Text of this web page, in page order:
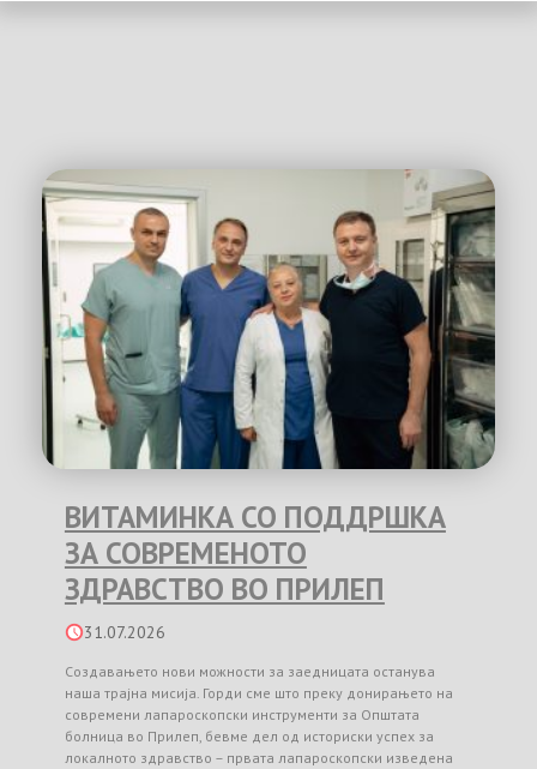
ВИТАМИНКА СО ПОДДРШКА
ЗА СОВРЕМЕНОТО
ЗДРАВСТВО ВО ПРИЛЕП
31.07.2026
Создавањето нови можности за заедницата останува
наша трајна мисија. Горди сме што преку донирањето на
современи лапароскопски инструменти за Општата
болница во Прилеп, бевме дел од историски успех за
локалното здравство – првата лапароскопски изведена